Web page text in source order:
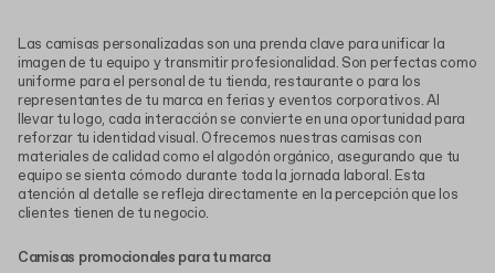
Las camisas personalizadas son una prenda clave para unificar la
imagen de tu equipo y transmitir profesionalidad. Son perfectas como
uniforme para el personal de tu tienda, restaurante o para los
representantes de tu marca en ferias y eventos corporativos. Al
llevar tu logo, cada interacción se convierte en una oportunidad para
reforzar tu identidad visual. Ofrecemos nuestras camisas con
materiales de calidad como el algodón orgánico, asegurando que tu
equipo se sienta cómodo durante toda la jornada laboral. Esta
atención al detalle se refleja directamente en la percepción que los
clientes tienen de tu negocio.
Camisas promocionales para tu marca